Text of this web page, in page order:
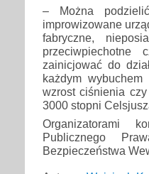
– Można
improwizowane
fabryczne,
zainicjować do
każdym
wzrost ciśnienia
3000 stopni
Organizatorami
Publicznego
Bezpieczeństwa